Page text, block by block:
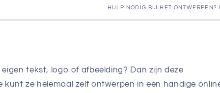
HULP NODIG BIJ HET ONTWERPEN?
tekst, logo of afbeelding? Dan zijn deze
ze helemaal zelf ontwerpen in een handige